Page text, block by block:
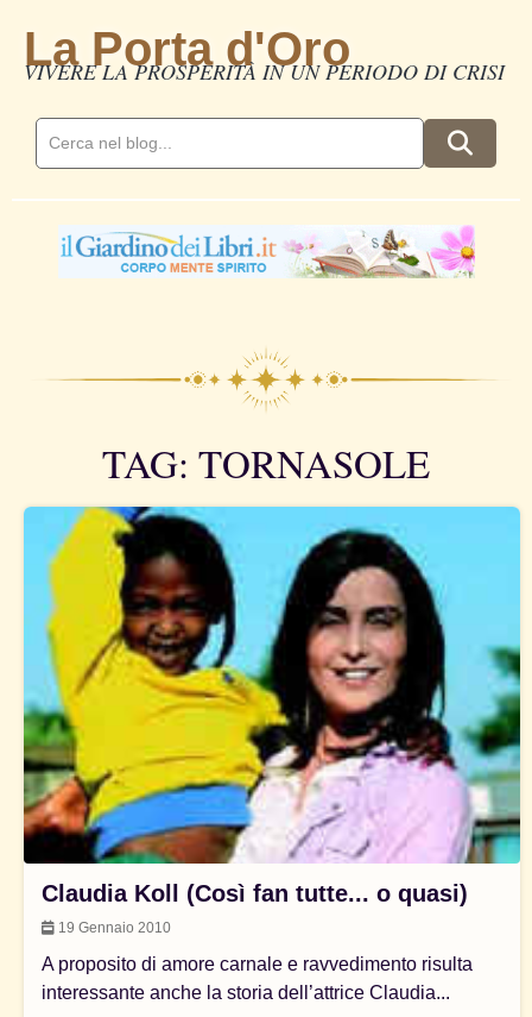
La Porta d'Oro
VIVERE LA PROSPERITÀ IN UN PERIODO DI CRISI
TAG: TORNASOLE
Claudia Koll (Così fan tutte... o quasi)
19 Gennaio 2010
A proposito di amore carnale e ravvedimento risulta
interessante anche la storia dell’attrice Claudia...